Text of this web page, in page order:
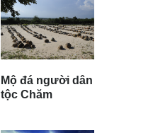
Mộ đá người dân
tộc Chăm